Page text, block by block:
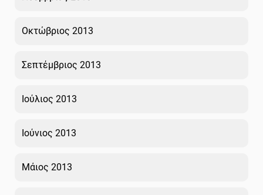
Οκτώβριος 2013
Σεπτέμβριος 2013
Ιούλιος 2013
Ιούνιος 2013
Μάιος 2013